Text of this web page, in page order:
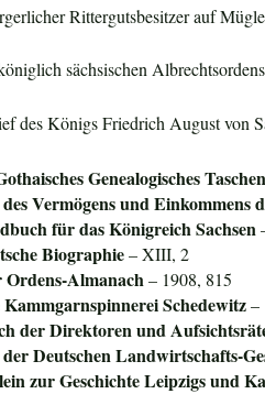
Rittergutsbesitzer auf
sächsischen
des Königs Friedrich August von
Genealogisches
Vermögens und Einkommens
für das Königreich Sachsen
Biographie– XIII, 2
Ordens-Almanach – 1908, 815
Kammgarnspinnerei Schedewitz–
der Direktoren und
Deutschen Landwirtschafts-
zur Geschichte Leipzigs und